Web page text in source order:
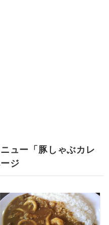
ュー「豚しゃぶカレ
ジ